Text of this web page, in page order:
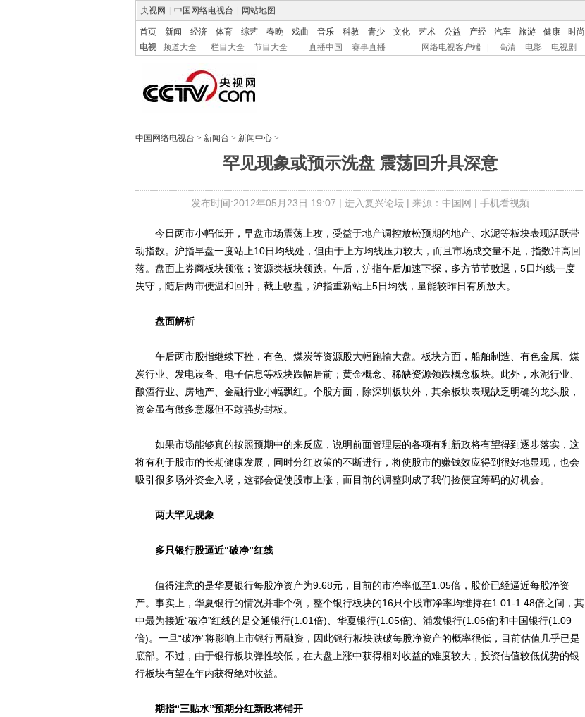
央视网 中国网络电视台 网站地图
首页 新闻 经济 体育 综艺 春晚 戏曲 音乐 科教 青少 文化 艺术 公益 产经 汽车 旅游 健康 时尚
电视
频道大全 栏目大全 节目大全 直播中国 赛事直播 网络电视客户端 高清 电影 电视剧
中国网络电视台 > 新闻台 > 新闻中心 >
罕见现象或预示洗盘 震荡回升具深意
发布时间:2012年05月23日 19:07 | 进入复兴论坛| 来源：中国网 | 手机看视频
今日两市小幅低开，早盘市场震荡上攻，受益于地产调控放松预期的地产、水泥等板块表现活跃带
动指数。沪指早盘一度站上10日均线处，但由于上方均线压力较大，而且市场成交量不足，指数冲高回
落。盘面上券商板块领涨；资源类板块领跌。午后，沪指午后加速下探，多方节节败退，5日均线一度
失守，随后两市便温和回升，截止收盘，沪指重新站上5日均线，量能较昨日有所放大。
盘面解析
午后两市股指继续下挫，有色、煤炭等资源股大幅跑输大盘。板块方面，船舶制造、有色金属、煤
炭行业、发电设备、电子信息等板块跌幅居前；黄金概念、稀缺资源领跌概念板块。此外，水泥行业、
酿酒行业、房地产、金融行业小幅飘红。个股方面，除深圳板块外，其余板块表现缺乏明确的龙头股，
资金虽有做多意愿但不敢强势封板。
如果市场能够真的按照预期中的来反应，说明前面管理层的各项有利新政将有望得到逐步落实，这
将有利于股市的长期健康发展，同时分红政策的不断进行，将使股市的赚钱效应得到很好地显现，也会
吸引很多场外资金入场，这都会促使股市上涨，而目前的调整则成了我们捡便宜筹码的好机会。
两大罕见现象
多只银行股逼近“破净”红线
值得注意的是华夏银行每股净资产为9.68元，目前的市净率低至1.05倍，股价已经逼近每股净资
产。事实上，华夏银行的情况并非个例，整个银行板块的16只个股市净率均维持在1.01-1.48倍之间，其
中最为接近“破净”红线的是交通银行(1.01倍)、华夏银行(1.05倍)、浦发银行(1.06倍)和中国银行(1.09
倍)。一旦“破净”将影响上市银行再融资，因此银行板块跌破每股净资产的概率很低，目前估值几乎已是
底部。不过，由于银行板块弹性较低，在大盘上涨中获得相对收益的难度较大，投资估值较低优势的银
行板块有望在年内获得绝对收益。
期指“三贴水”预期分红新政将铺开